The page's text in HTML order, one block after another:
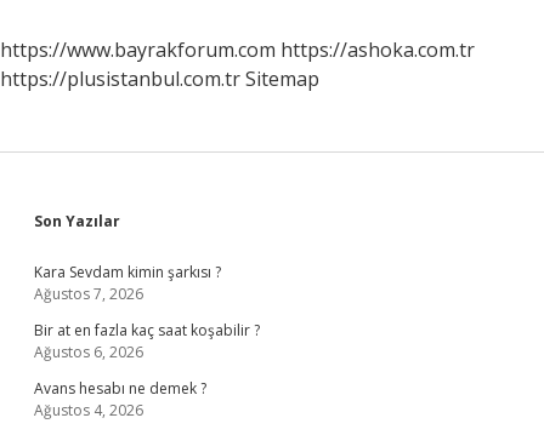
https://www.bayrakforum.com https://ashoka.com.tr
https://plusistanbul.com.trSitemap
Sidebar
Son Yazılar
Kara Sevdam kimin şarkısı ?
Ağustos 7, 2026
Bir at en fazla kaç saat koşabilir ?
Ağustos 6, 2026
Avans hesabı ne demek ?
Ağustos 4, 2026